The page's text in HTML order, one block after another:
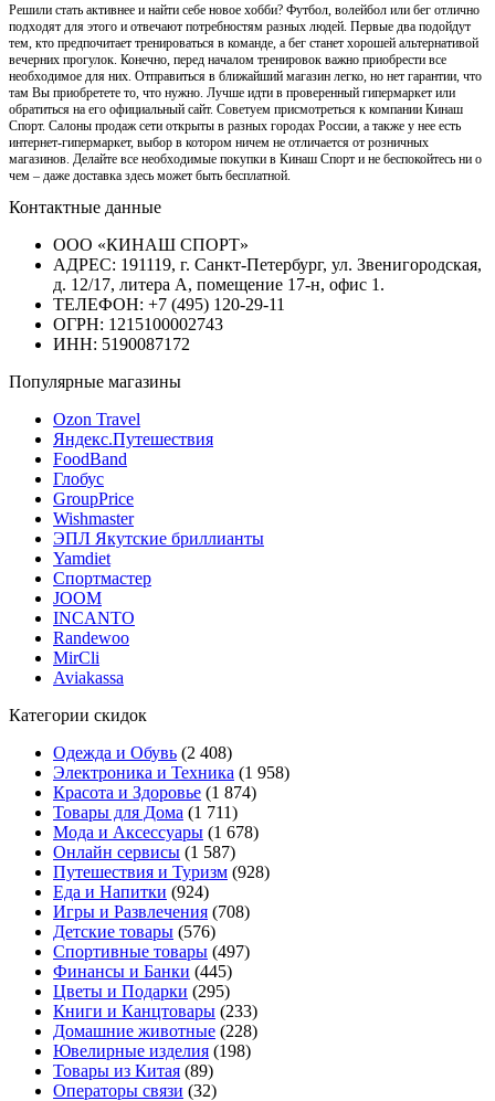
Решили стать активнее и найти себе новое хобби? Футбол, волейбол или бег отлично
подходят для этого и отвечают потребностям разных людей. Первые два подойдут
тем, кто предпочитает тренироваться в команде, а бег станет хорошей альтернативой
вечерних прогулок. Конечно, перед началом тренировок важно приобрести все
необходимое для них. Отправиться в ближайший магазин легко, но нет гарантии, что
там Вы приобретете то, что нужно. Лучше идти в проверенный гипермаркет или
обратиться на его официальный сайт. Советуем присмотреться к компании Кинаш
Спорт. Салоны продаж сети открыты в разных городах России, а также у нее есть
интернет-гипермаркет, выбор в котором ничем не отличается от розничных
магазинов. Делайте все необходимые покупки в Кинаш Спорт и не беспокойтесь ни о
чем – даже доставка здесь может быть бесплатной.
Контактные данные
ООО «КИНАШ СПОРТ»
АДРЕС: 191119, г. Санкт-Петербург, ул. Звенигородская,
д. 12/17, литера А, помещение 17-н, офис 1.
ТЕЛЕФОН: +7 (495) 120-29-11
ОГРН: 1215100002743
ИНН: 5190087172
Популярные магазины
Ozon Travel
Яндекс.Путешествия
FoodBand
Глобус
GroupPrice
Wishmaster
ЭПЛ Якутские бриллианты
Yamdiet
Спортмастер
JOOM
INCANTO
Randewoo
MirCli
Aviakassa
Категории скидок
Одежда и Обувь (2 408)
Электроника и Техника (1 958)
Красота и Здоровье (1 874)
Товары для Дома (1 711)
Мода и Аксессуары (1 678)
Онлайн сервисы (1 587)
Путешествия и Туризм (928)
Еда и Напитки (924)
Игры и Развлечения (708)
Детские товары (576)
Спортивные товары (497)
Финансы и Банки (445)
Цветы и Подарки (295)
Книги и Канцтовары (233)
Домашние животные (228)
Ювелирные изделия (198)
Товары из Китая (89)
Операторы связи (32)